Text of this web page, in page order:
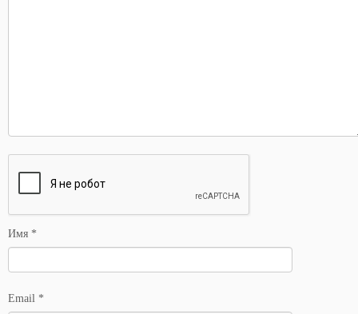
Имя *
Email *